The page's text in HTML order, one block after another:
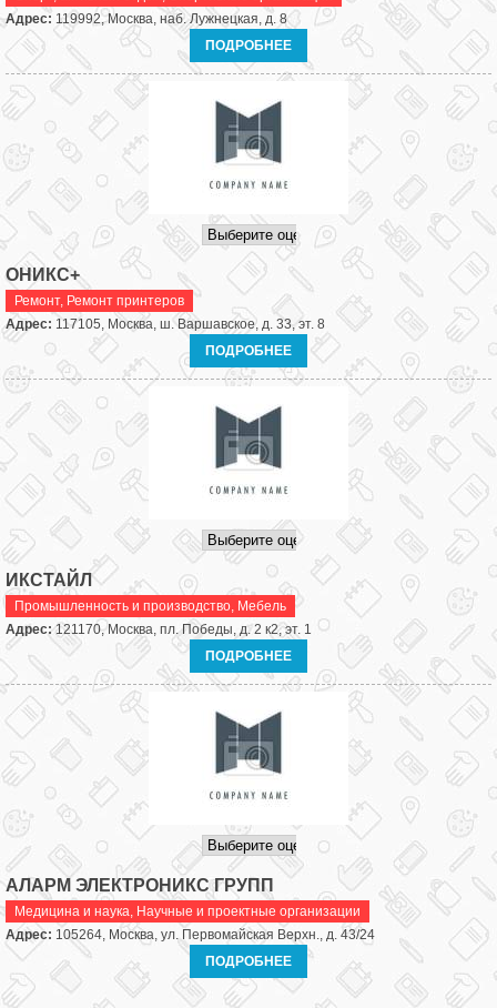
Адрес: 119992, Москва, наб. Лужнецкая, д. 8
ПОДРОБНЕЕ
ОНИКС+
Ремонт, Ремонт принтеров
Адрес: 117105, Москва, ш. Варшавское, д. 33, эт. 8
ПОДРОБНЕЕ
ИКСТАЙЛ
Промышленность и производство, Мебель
Адрес:121170, Москва, пл. Победы, д. 2 к2, эт. 1
ПОДРОБНЕЕ
АЛАРМ ЭЛЕКТРОНИКС ГРУПП
Медицина и наука, Научные и проектные организации
Адрес: 105264, Москва, ул. Первомайская Верхн., д. 43/24
ПОДРОБНЕЕ